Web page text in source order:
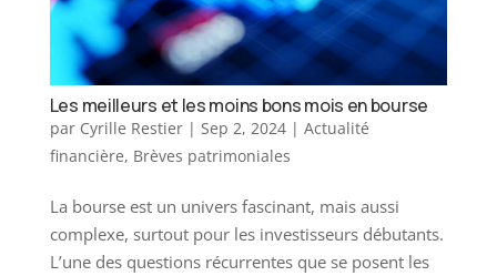
Les meilleurs et les moins bons mois en bourse
par Cyrille Restier| Sep 2, 2024| Actualité
financière, Brèves patrimoniales
La bourse est un univers fascinant, mais aussi
complexe, surtout pour les investisseurs débutants.
L’une des questions récurrentes que se posent les